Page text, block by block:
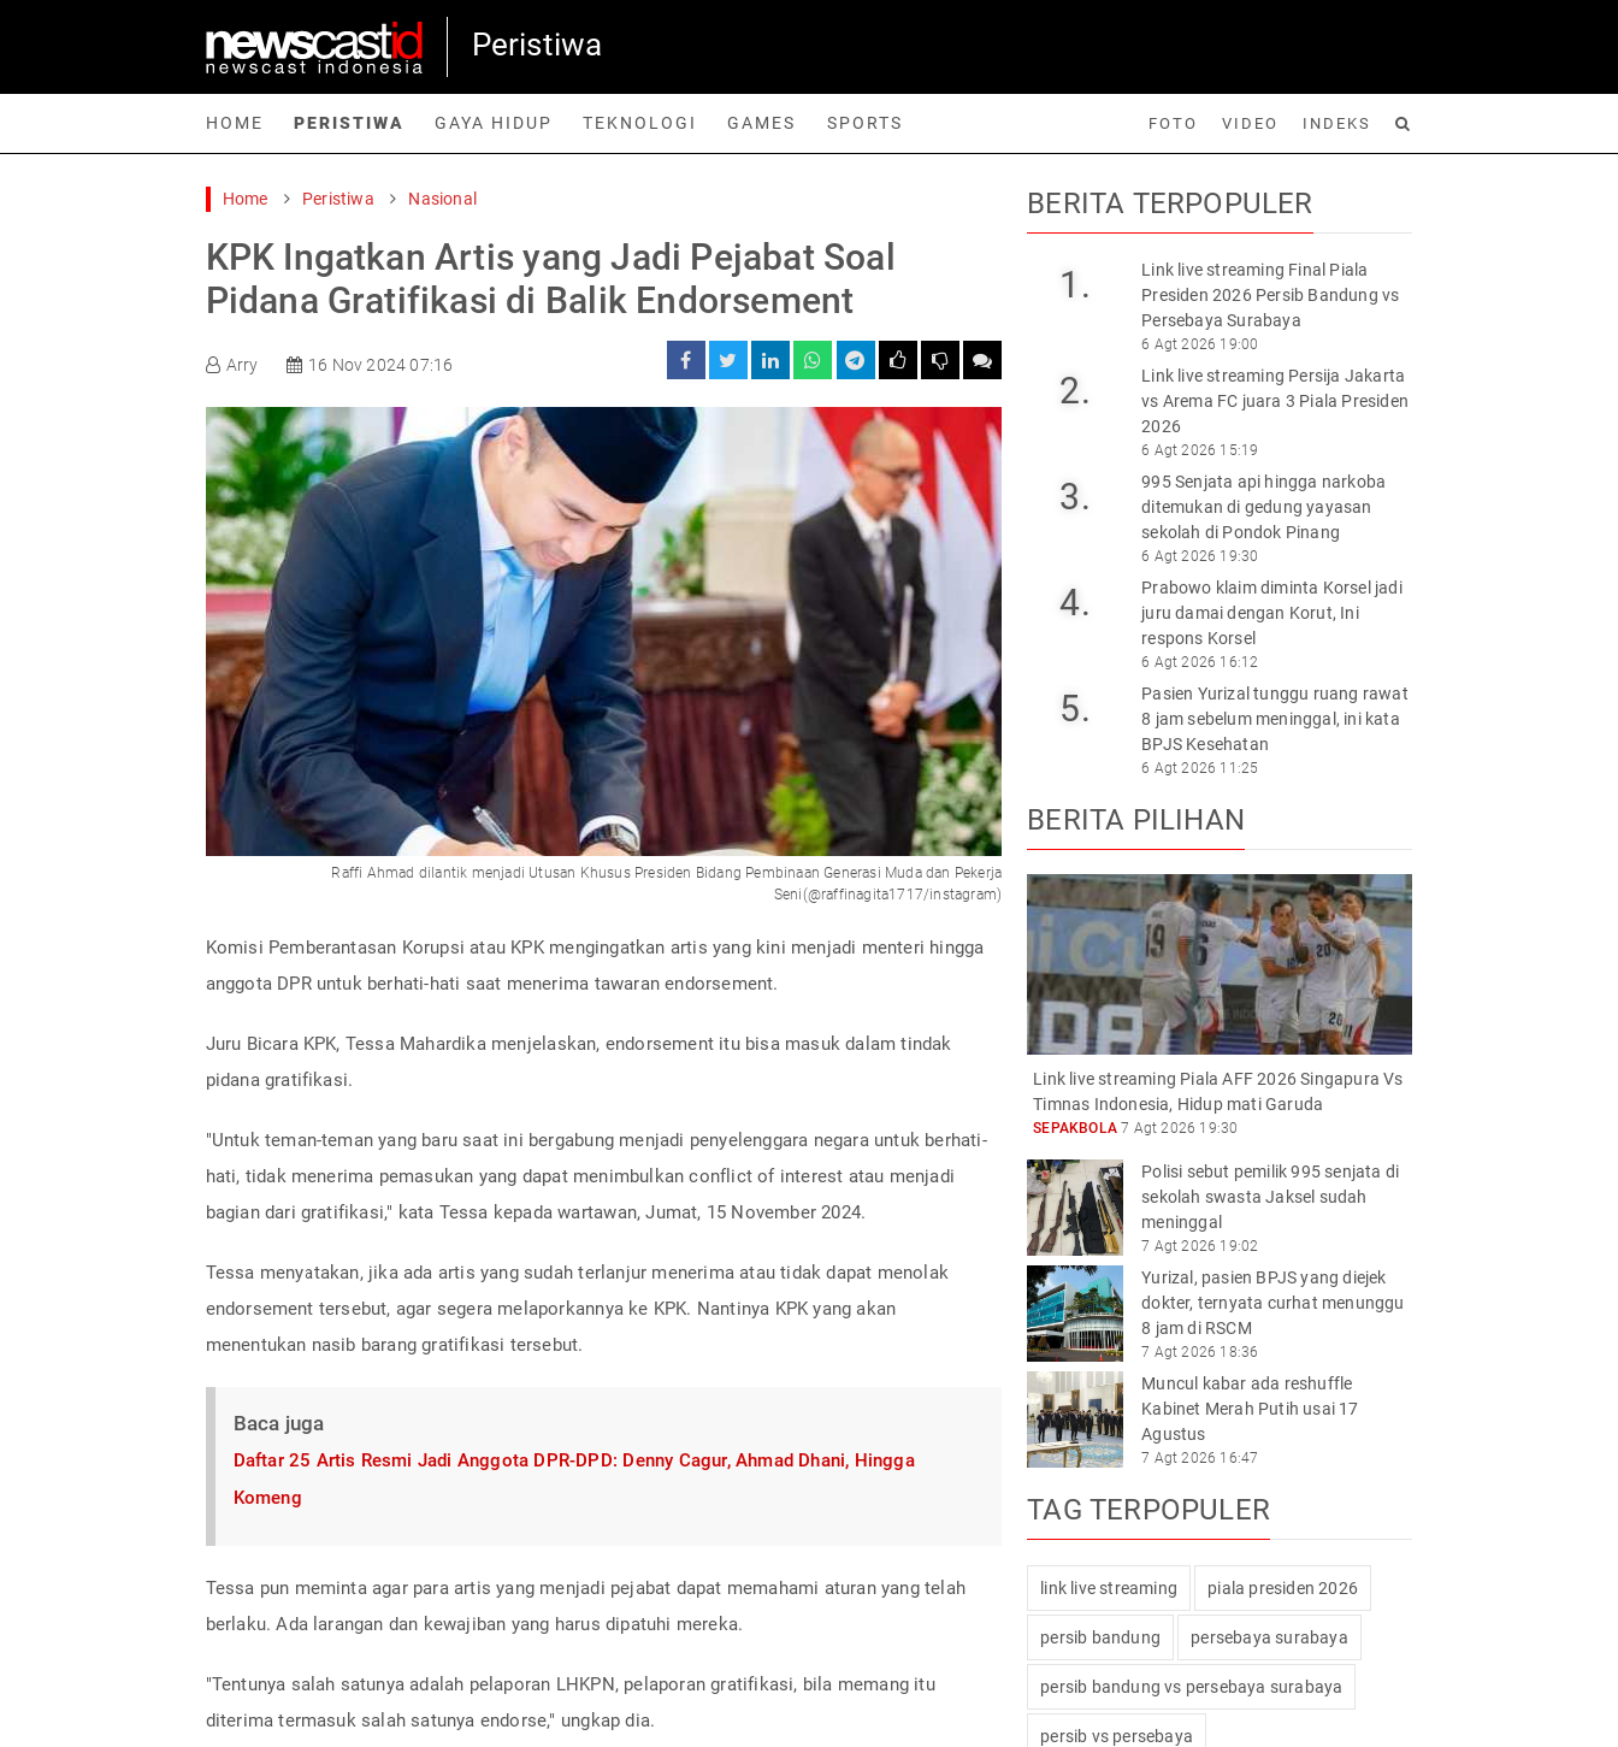
Peristiwa
HOME PERISTIWA GAYA HIDUP TEKNOLOGI GAMES SPORTS FOTO VIDEO INDEKS
Gaya Hidup
Foto
Home Peristiwa Nasional
KPK Ingatkan Artis yang Jadi Pejabat Soal
Pidana Gratifikasi di Balik Endorsement
Arry 16 Nov 2024 07:16
Raffi Ahmad dilantik menjadi Utusan Khusus Presiden Bidang Pembinaan Generasi Muda dan Pekerja
Seni(@raffinagita1717/instagram)
Komisi Pemberantasan Korupsi atau KPK mengingatkan artis yang kini menjadi menteri hingga
anggota DPR untuk berhati-hati saat menerima tawaran endorsement.
Juru Bicara KPK, Tessa Mahardika menjelaskan, endorsement itu bisa masuk dalam tindak
pidana gratifikasi.
"Untuk teman-teman yang baru saat ini bergabung menjadi penyelenggara negara untuk berhati-
hati, tidak menerima pemasukan yang dapat menimbulkan conflict of interest atau menjadi
bagian dari gratifikasi," kata Tessa kepada wartawan, Jumat, 15 November 2024.
Tessa menyatakan, jika ada artis yang sudah terlanjur menerima atau tidak dapat menolak
endorsement tersebut, agar segera melaporkannya ke KPK. Nantinya KPK yang akan
menentukan nasib barang gratifikasi tersebut.
Baca juga
Daftar 25 Artis Resmi Jadi Anggota DPR-DPD: Denny Cagur, Ahmad Dhani, Hingga
Komeng
Tessa pun meminta agar para artis yang menjadi pejabat dapat memahami aturan yang telah
berlaku. Ada larangan dan kewajiban yang harus dipatuhi mereka.
"Tentunya salah satunya adalah pelaporan LHKPN, pelaporan gratifikasi, bila memang itu
diterima termasuk salah satunya endorse," ungkap dia.
BERITA TERPOPULER
1.
Link live streaming Final Piala
Presiden 2026 Persib Bandung vs
Persebaya Surabaya
6 Agt 2026 19:00
2.
Link live streaming Persija Jakarta
vs Arema FC juara 3 Piala Presiden
2026
6 Agt 2026 15:19
3.
995 Senjata api hingga narkoba
ditemukan di gedung yayasan
sekolah di Pondok Pinang
6 Agt 2026 19:30
4.
Prabowo klaim diminta Korsel jadi
juru damai dengan Korut, Ini
respons Korsel
6 Agt 2026 16:12
5.
Pasien Yurizal tunggu ruang rawat
8 jam sebelum meninggal, ini kata
BPJS Kesehatan
6 Agt 2026 11:25
BERITA PILIHAN
Link live streaming Piala AFF 2026 Singapura Vs
Timnas Indonesia, Hidup mati Garuda
SEPAKBOLA7 Agt 2026 19:30
Polisi sebut pemilik 995 senjata di
sekolah swasta Jaksel sudah
meninggal
7 Agt 2026 19:02
Yurizal, pasien BPJS yang diejek
dokter, ternyata curhat menunggu
8 jam di RSCM
7 Agt 2026 18:36
Muncul kabar ada reshuffle
Kabinet Merah Putih usai 17
Agustus
7 Agt 2026 16:47
TAG TERPOPULER
link live streaming piala presiden 2026
persib bandung persebaya surabaya
persib bandung vs persebaya surabaya
persib vs persebaya